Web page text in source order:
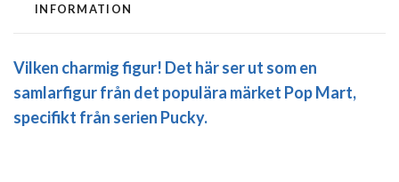
INFORMATION
Vilken charmig figur! Det här ser ut som en
samlarfigur från det populära märket Pop Mart,
specifikt från serien Pucky.